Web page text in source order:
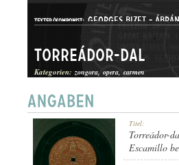
TEXTER/KOMPONIST: GEORGES BIZET -
GATTUNG: ÁRIA
Torreádor-dal
Kategorien: zongora opera carmen
Titel:
Torreádor-
Escamillo